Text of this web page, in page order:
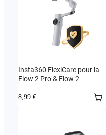
Insta360 FlexiCare pour la
Flow 2 Pro & Flow 2
8,99 €